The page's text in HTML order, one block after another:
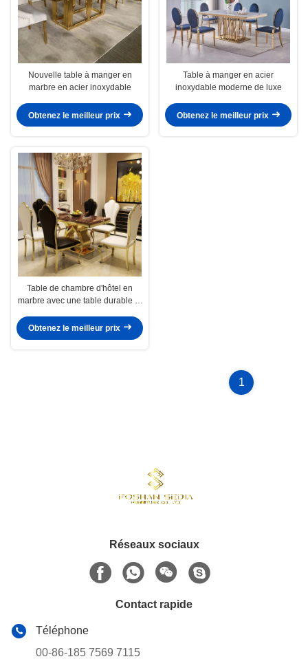
Nouvelle table à manger en
marbre en acier inoxydable
Obtenez le meilleur prix
Table à manger en acier
inoxydable moderne de luxe
Obtenez le meilleur prix
Table de chambre d'hôtel en
marbre avec une table durable et
Obtenez le meilleur prix
1
Réseaux sociaux
Contact rapide
Téléphone
00-86-185 7569 7115